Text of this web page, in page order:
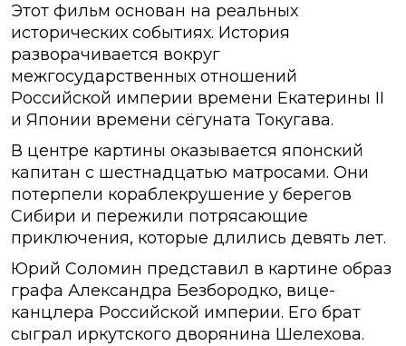
Этот фильм основан на реальных
исторических событиях. История
разворачивается вокруг
межгосударственных отношений
Российской империи времени Екатерины II
и Японии времени сёгуната Токугава.
В центре картины оказывается японский
капитан с шестнадцатью матросами. Они
потерпели кораблекрушение у берегов
Сибири и пережили потрясающие
приключения, которые длились девять лет.
Юрий Соломин представил в картине образ
графа Александра Безбородко, вице-
канцлера Российской империи. Его брат
сыграл иркутского дворянина Шелехова.